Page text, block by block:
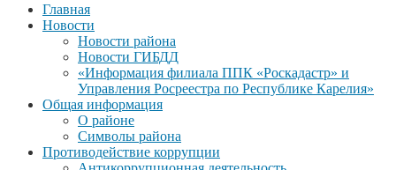
Главная
Новости
Новости района
Новости ГИБДД
«Информация филиала ППК «Роскадастр» и
Управления Росреестра по Республике Карелия»
Общая информация
О районе
Символы района
Противодействие коррупции